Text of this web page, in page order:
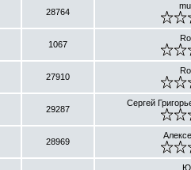
28764
1067
27910
29287
Сергей
28969